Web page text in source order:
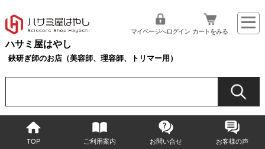
ハサミ屋はやし
鋏研ぎ師のお店（美容師、理容師、トリマー用）
マイページへログイン カートをみる
TOP ご利用案内 お問い合せ お客様の声